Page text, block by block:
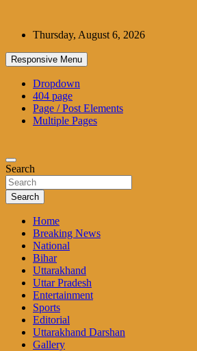
contentThursday, August 6, 2026
Responsive Menu
Dropdown
404 page
Page / Post Elements
Multiple Pages
Search
Search
Home
Breaking News
National
Bihar
Uttarakhand
Uttar Pradesh
Entertainment
Sports
Editorial
Uttarakhand Darshan
Gallery